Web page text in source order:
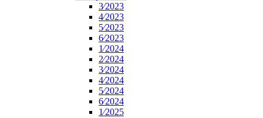
3⁄2023
4⁄2023
5⁄2023
6⁄2023
1⁄2024
2⁄2024
3⁄2024
4⁄2024
5⁄2024
6⁄2024
1⁄2025